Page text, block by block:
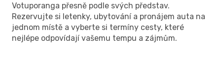
Votuporanga přesně podle svých představ.
Rezervujte si letenky, ubytování a pronájem auta na
jednom místě a vyberte si termíny cesty, které
nejlépe odpovídají vašemu tempu a zájmům.